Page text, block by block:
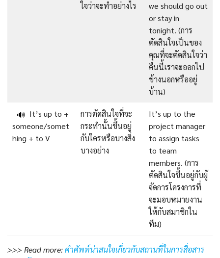
ใจว่าจะทำอย่างไร
we should go out
or stay in
tonight. (การ
ตัดสินใจเป็นของ
คุณที่จะตัดสินใจว่า
คืนนี้เราจะออกไป
ข้างนอกหรืออยู่
บ้าน)
🔊 It’s up to +
someone/somet
hing + to V
การตัดสินใจที่จะ
กระทำนั้นขึ้นอยู่
กับใครหรือบางสิ่ง
บางอย่าง
It’s up to the
project manager
to assign tasks
to team
members. (การ
ตัดสินใจขึ้นอยู่กับผู้
จัดการโครงการที่
จะมอบหมายงาน
ให้กับสมาชิกใน
ทีม)
>>> Read more:คำศัพท์น่าสนใจเกี่ยวกับสถานที่ในการสื่อสาร